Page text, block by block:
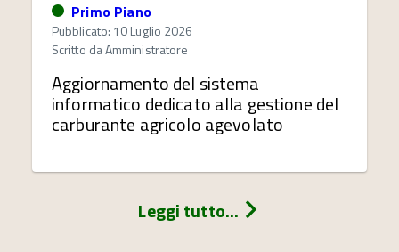
Primo Piano
Pubblicato: 10 Luglio 2026
Scritto daAmministratore
Aggiornamento del sistema
informatico dedicato alla gestione del
carburante agricolo agevolato
Leggi tutto...